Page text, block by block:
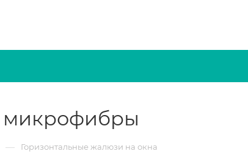
микрофибры
— Горизонтальные жалюзи на окна